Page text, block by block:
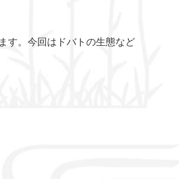
す。今回はドバトの生態など